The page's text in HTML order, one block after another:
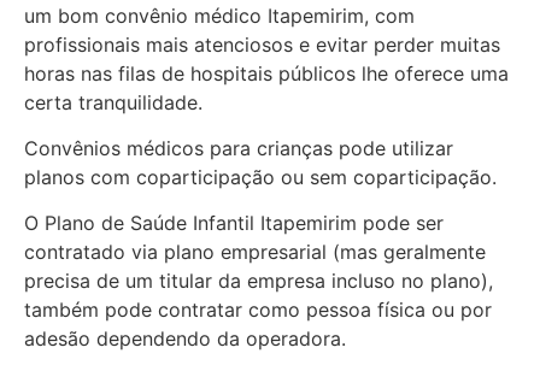
um bom convênio médico Itapemirim, com
profissionais mais atenciosos e evitar perder muitas
horas nas filas de hospitais públicos lhe oferece uma
certa tranquilidade.
Convênios médicos para crianças pode utilizar
planos com coparticipação ou sem coparticipação.
O Plano de Saúde Infantil Itapemirim pode ser
contratado via plano empresarial (mas geralmente
precisa de um titular da empresa incluso no plano),
também pode contratar como pessoa física ou por
adesão dependendo da operadora.